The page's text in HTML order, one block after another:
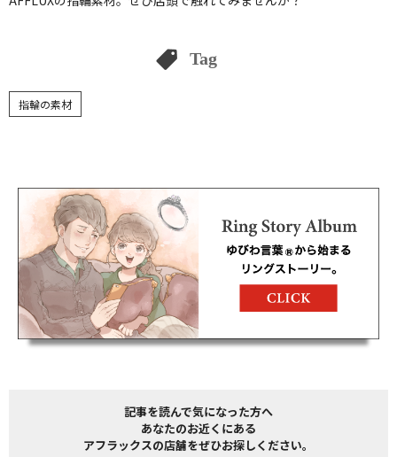
Tag
指輪の素材
記事を読んで気になった方へ
あなたのお近くにある
アフラックスの店舗をぜひお探しください。